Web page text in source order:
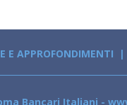
E APPROFONDIMENTI
Bancari Italiani -